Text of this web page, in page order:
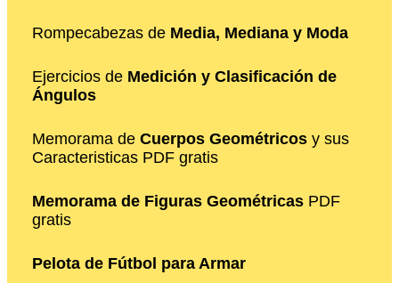
Rompecabezas de Media, Mediana y Moda
Ejercicios de Medición y Clasificación de
Ángulos
Memorama de Cuerpos Geométricos y sus
Caracteristicas PDF gratis
Memorama de Figuras Geométricas PDF
gratis
Pelota de Fútbol para Armar